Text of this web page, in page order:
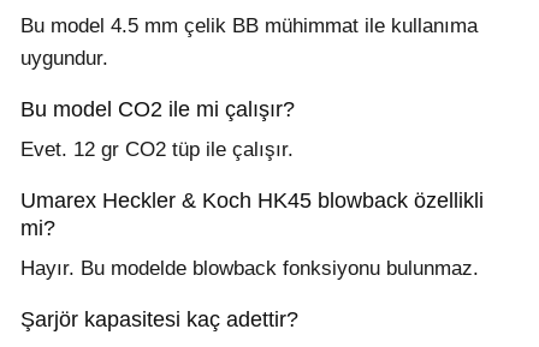
Bu model 4.5 mm çelik BB mühimmat ile kullanıma
uygundur.
Bu model CO2 ile mi çalışır?
Evet. 12 gr CO2 tüp ile çalışır.
Umarex Heckler & Koch HK45 blowback özellikli
mi?
Hayır. Bu modelde blowback fonksiyonu bulunmaz.
Şarjör kapasitesi kaç adettir?